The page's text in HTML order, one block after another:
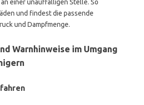
einer unauffälligen Stelle. So
und findest die passende
und Dampfmenge.
Warnhinweise im Umgang